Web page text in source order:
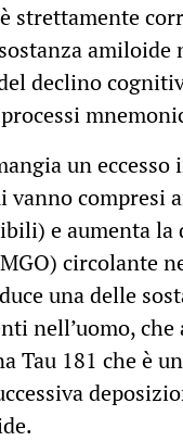
strettamente
amiloide
declino
un
vanno compresi
e aumenta la
circolante
una delle
nell’uomo, che
Tau 181 che è